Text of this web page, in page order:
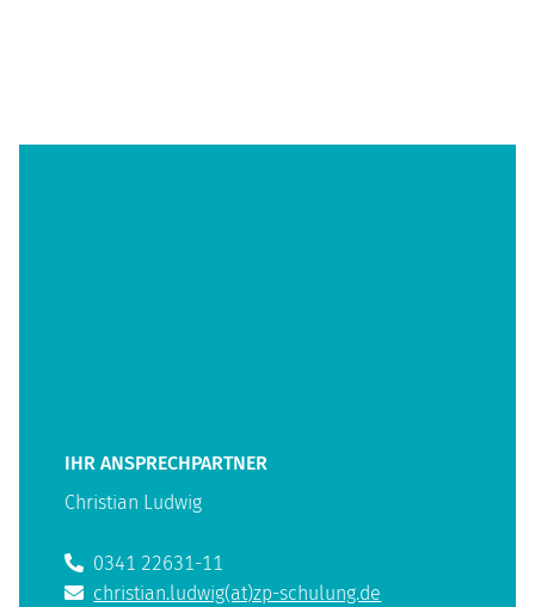
IHR ANSPRECHPARTNER
Christian Ludwig
0341 22631-11
christian.ludwig(at)zp-schulung.de